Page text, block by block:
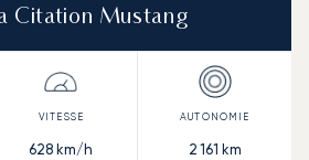
Citation Mustang
628 km/h 2 161 km